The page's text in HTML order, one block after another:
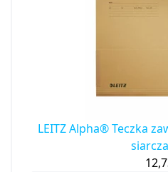
LEITZ Alpha® Teczka